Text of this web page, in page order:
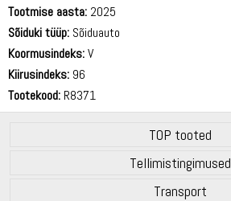
Tootmise aasta: 2025
Sõiduki tüüp: Sõiduauto
Koormusindeks:V
Kiirusindeks: 96
Tootekood: R8371
TOP tooted
Tellimistingimused
Transport